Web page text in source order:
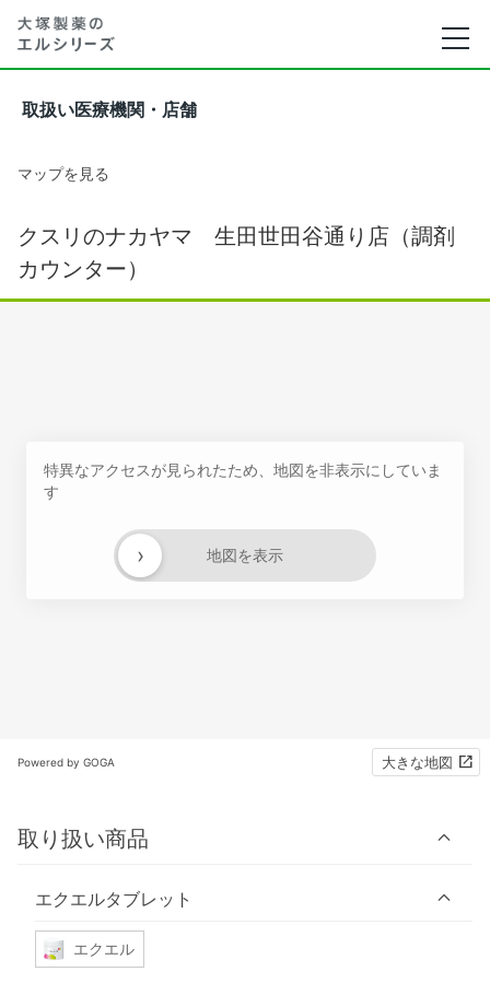
取扱い医療機関・店舗
マップを見る
クスリのナカヤマ 生田世田谷通り店（調剤
カウンター）
特異なアクセスが見られたため、地図を非表示にしていま
す
地図を表示
›
Powered by GOGA 大きな地図
取り扱い商品
エクエルタブレット
エクエル